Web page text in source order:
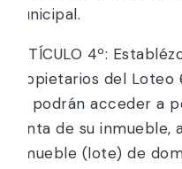
Municipal.
ARTÍCULO 4º:
Propietarios del
no podrán acceder a
venta de su
inmueble (lote) de